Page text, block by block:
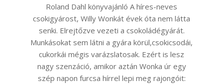
Roland Dahl könyvajánló A híres-neves
csokigyárost, Willy Wonkát évek óta nem látta
senki. Elrejtőzve vezeti a csokoládégyárát.
Munkásokat sem látni a gyára körül,csokicsodái,
cukorkái mégis varázslatosak. Ezért is lesz
nagy szenzáció, amikor aztán Wonka úr egy
szép napon furcsa hírrel lepi meg rajongóit: